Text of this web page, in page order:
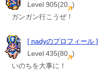
Level 905(20 )
ガンガン行こうぜ！
[ nadyのプロフィール ]
Level 435(80 )
いのちを大事に！